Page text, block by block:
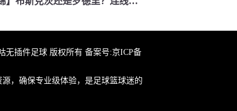
无插件足球 版权所有 备案号:京ICP备
，确保专业级体验，是足球篮球迷的